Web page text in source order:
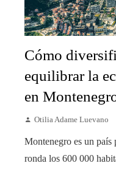
Cómo
equilibrar la
en
Otilia Adame Luevano
Montenegro es un país
ronda los 600 000